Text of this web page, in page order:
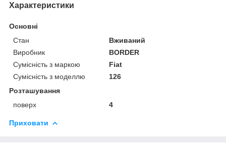
Характеристики
Основні
Стан
Вживаний
Виробник
BORDER
Сумісність з маркою
Fiat
Сумісність з моделлю
126
Розташування
поверх
4
Приховати